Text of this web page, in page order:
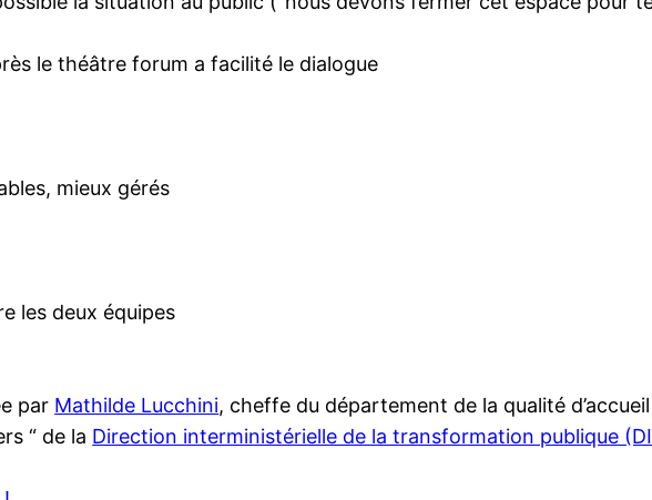
le théâtre forum a facilité le dialogue
mieux gérés
les deux équipes
par Mathilde Lucchini, cheffe du département de la qualité
“ de la Direction interministérielle de la transformation publique